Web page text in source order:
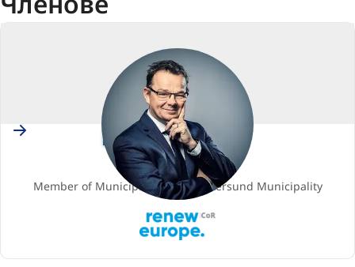
SwedenPär LÖFSTRAND
Членство
Member of Municipal Council, Östersund Municipality
Renew
Europe